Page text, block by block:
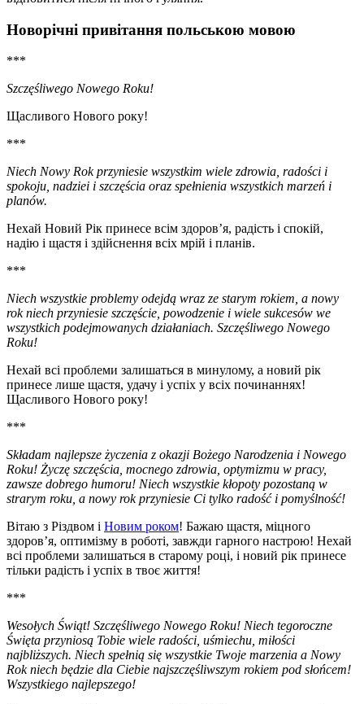
Новорічні привітання польською мовою
***
Szczęśliwego Nowego Roku!
Щасливого Нового року!
***
Niech Nowy Rok przyniesie wszystkim wiele zdrowia, radości i
spokoju, nadziei i szczęścia oraz spełnienia wszystkich marzeń i
planów.
Нехай Новий Рік принесе всім здоров’я, радість і спокій,
надію і щастя і здійснення всіх мрій і планів.
***
Niech wszystkie problemy odejdą wraz ze starym rokiem, a nowy
rok niech przyniesie szczęście, powodzenie i wiele sukcesów we
wszystkich podejmowanych działaniach. Szczęśliwego Nowego
Roku!
Нехай всі проблеми залишаться в минулому, а новий рік
принесе лише щастя, удачу і успіх у всіх починаннях!
Щасливого Нового року!
***
Składam najlepsze życzenia z okazji Bożego Narodzenia i Nowego
Roku! Życzę szczęścia, mocnego zdrowia, optymizmu w pracy,
zawsze dobrego humoru! Niech wszystkie kłopoty pozostaną w
strarym roku, a nowy rok przyniesie Ci tylko radość i pomyślność!
Вітаю з Різдвом і Новим роком! Бажаю щастя, міцного
здоров’я, оптимізму в роботі, завжди гарного настрою! Нехай
всі проблеми залишаться в старому році, і новий рік принесе
тільки радість і успіх в твоє життя!
***
Wesołych Świąt! Szczęśliwego Nowego Roku! Niech tegoroczne
Święta przyniosą Tobie wiele radości, uśmiechu, miłości
najbliższych. Niech spełnią się wszystkie Twoje marzenia a Nowy
Rok niech będzie dla Ciebie najszczęśliwszym rokiem pod słońcem!
Wszystkiego najlepszego!